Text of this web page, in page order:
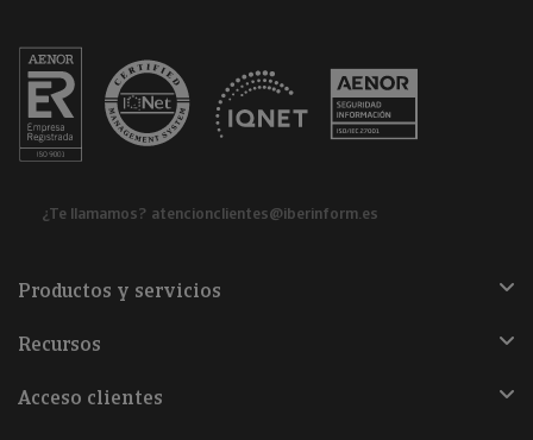
¿Te llamamos? atencionclientes@iberinform.es
Productos y servicios
Recursos
Acceso clientes